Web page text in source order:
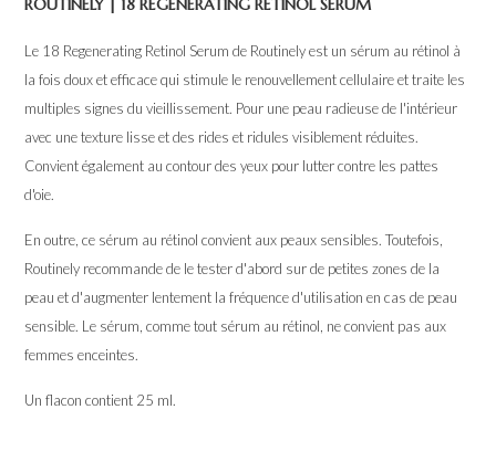
Le 18 Regenerating Retinol Serum de Routinely est un sérum au rétinol à
la fois doux et efficace qui stimule le renouvellement cellulaire et traite les
multiples signes du vieillissement. Pour une peau radieuse de l'intérieur
avec une texture lisse et des rides et ridules visiblement réduites.
Convient également au contour des yeux pour lutter contre les pattes
d'oie.
En outre, ce sérum au rétinol convient aux peaux sensibles. Toutefois,
Routinely recommande de le tester d'abord sur de petites zones de la
peau et d'augmenter lentement la fréquence d'utilisation en cas de peau
sensible. Le sérum, comme tout sérum au rétinol, ne convient pas aux
femmes enceintes.
Un flacon contient 25 ml.